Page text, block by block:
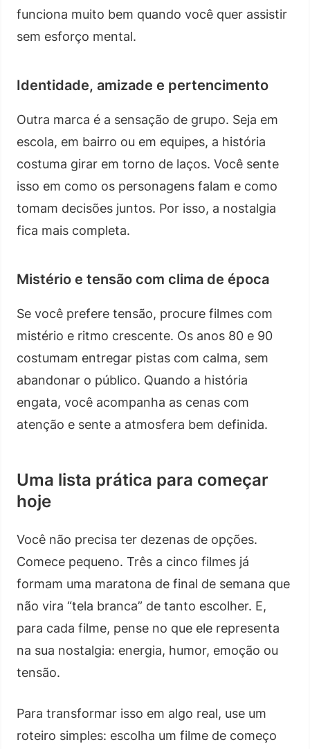
funciona muito bem quando você quer assistir
sem esforço mental.
Identidade, amizade e pertencimento
Outra marca é a sensação de grupo. Seja em
escola, em bairro ou em equipes, a história
costuma girar em torno de laços. Você sente
isso em como os personagens falam e como
tomam decisões juntos. Por isso, a nostalgia
fica mais completa.
Mistério e tensão com clima de época
Se você prefere tensão, procure filmes com
mistério e ritmo crescente. Os anos 80 e 90
costumam entregar pistas com calma, sem
abandonar o público. Quando a história
engata, você acompanha as cenas com
atenção e sente a atmosfera bem definida.
Uma lista prática para começar
hoje
Você não precisa ter dezenas de opções.
Comece pequeno. Três a cinco filmes já
formam uma maratona de final de semana que
não vira “tela branca” de tanto escolher. E,
para cada filme, pense no que ele representa
na sua nostalgia: energia, humor, emoção ou
tensão.
Para transformar isso em algo real, use um
roteiro simples: escolha um filme de começo